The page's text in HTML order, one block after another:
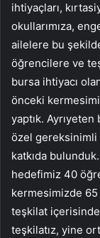
ihtiyaçları,
okullarımıza,
ailelere bu
öğrencilere ve
bursa ihtiyacı
önceki
yaptık.
özel gereksinimli
katkıda
hedefimiz 40
kermesimizde 65
teşkilat
teşkilatız, yine